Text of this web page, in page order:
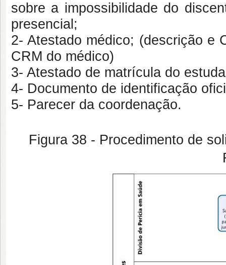
sobre a impossibilidade do
presencial;
2- Atestado médico; (descrição e
CRM do médico)
3- Atestado de matrícula do
4- Documento de identificação
5- Parecer da coordenação.
Figura 38 - Procedimento de